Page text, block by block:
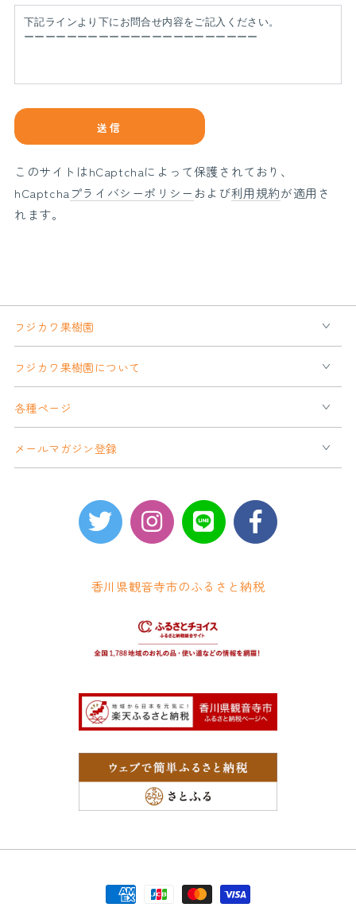
ド
号
お
問
せ
内
容
送信
このサイトはhCaptchaによって保護されており、
hCaptcha プライバシーポリシー および利用規約が適用さ
れます。
フジカワ果樹園
フジカワ果樹園について
各種ページ
メールマガジン登録
香川県観音寺市のふるさと納税